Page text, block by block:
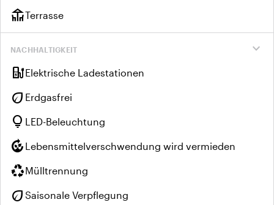
deckTerrasse
expand_more
NACHHALTIGKEIT
ev_chargerElektrische Ladestationen
eco Erdgasfrei
lightbulb LED-Beleuchtung
compost Lebensmittelverschwendung wird vermieden
recyclingMülltrennung
eco Saisonale Verpflegung